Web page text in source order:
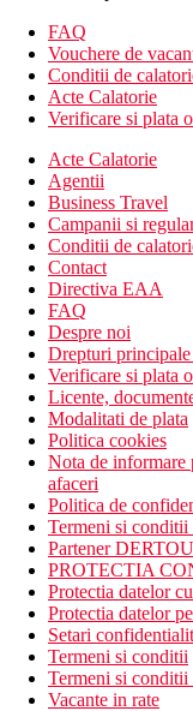
patut gratuit
aproximativ
Alte tipuri de
au facilitatile de
diferit, mai
Camera de
camera mai
Camera de
divizata
comuna
Camera de
construit
Descrierea
hol de
restaurantul
baruri
3 piscine
depozit)
piscina
Wi-Fi
camera
minimarket
terasa
loc de joaca
parc acvatic
loc de
Descrierea plajei
FAQ
Vouchere de
Conditii de
Acte Calatorie
Verificare si plata
Acte Calatorie
Agentii
Business Travel
Campanii si
Conditii de
Contact
Directiva EAA
FAQ
Despre noi
Drepturi
Verificare si plata
Licente,
Modalitati de plata
Politica cookies
Nota de informare
afaceri
Politica de
Termeni si
Partener
PROTECTIA
Protectia datelor
Protectia datelor
Setari
Termeni si conditii
Termeni si conditii
Vacante in rate